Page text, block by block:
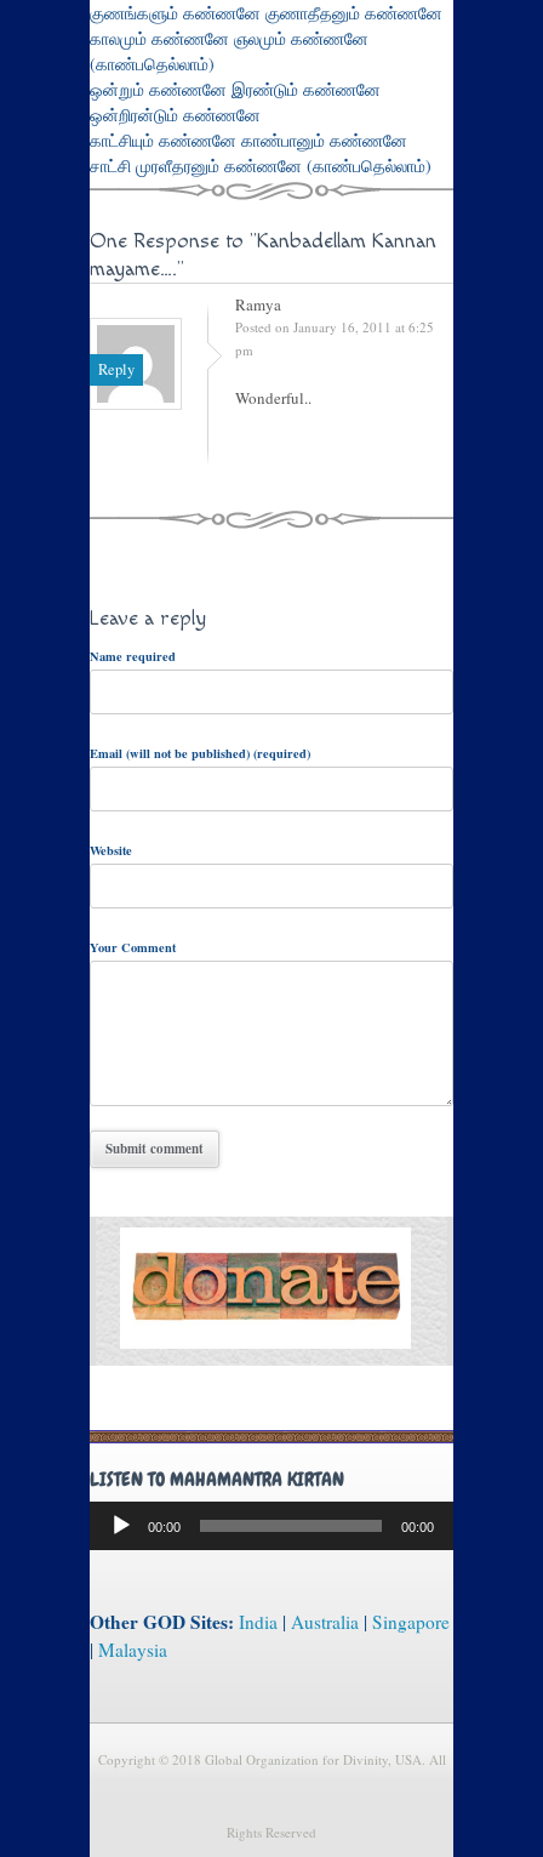
குணங்களும் கண்ணனே குணாதீதனும் கண்ணனே
காலமும் கண்ணனே ஞலமும் கண்ணனே
(காண்பதெல்லாம்)
ஒன்றும் கண்ணனே இரண்டும் கண்ணனே
ஒன்றிரன்டும் கண்ணனே
காட்சியும் கண்ணனே காண்பானும் கண்ணனே
சாட்சி முரளீதரனும் கண்ணனே (காண்பதெல்லாம்)
One Response to "Kanbadellam Kannan
mayame…."
Reply
Ramya
Posted on January 16, 2011 at 6:25
pm
Wonderful..
Leave a reply
Name required
Email (will not be published) (required)
Website
Your Comment
LISTEN TO MAHAMANTRA KIRTAN
Audio
Player
00:00 00:00
Other GOD Sites: India | Australia | Singapore
| Malaysia
Copyright © 2018 Global Organization for Divinity, USA. All
Rights Reserved